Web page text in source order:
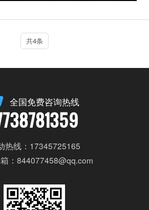
共4条
全国免费咨询热线
热线：17345725165
：844077458@qq.com